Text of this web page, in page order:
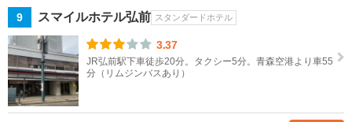
白
神
山
地
9 スマイルホテル弘前 スタンダードホテル
3.37
JR弘前駅下車徒歩20分。タクシー5分。青森空港より車55
分（リムジンバスあり）